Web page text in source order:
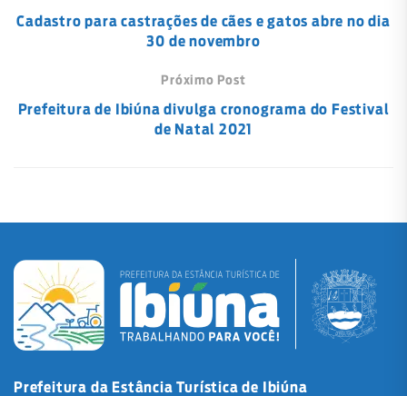
Cadastro para castrações de cães e gatos abre no dia
30 de novembro
Próximo Post
Prefeitura de Ibiúna divulga cronograma do Festival
de Natal 2021
Prefeitura da Estância Turística de Ibiúna